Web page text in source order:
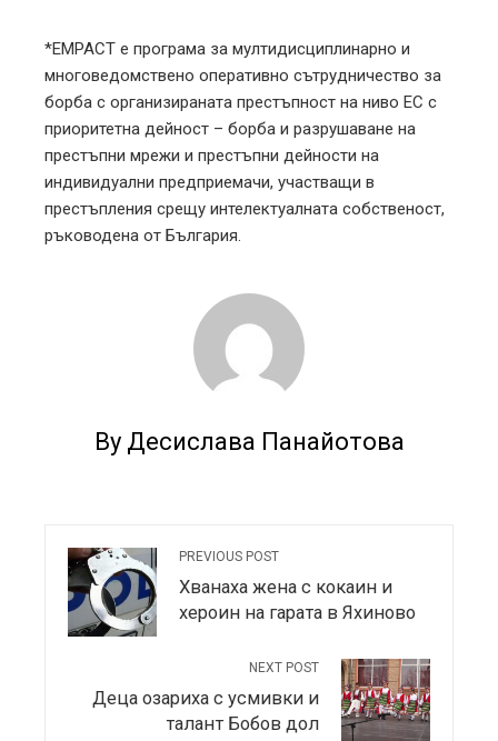
*ЕМРАСТ е програма за мултидисциплинарно и
многоведомствено оперативно сътрудничество за
борба с организираната престъпност на ниво ЕС с
приоритетна дейност – борба и разрушаване на
престъпни мрежи и престъпни дейности на
индивидуални предприемачи, участващи в
престъпления срещу интелектуалната собственост,
ръководена от България.
By Десислава Панайотова
PREVIOUS POST
Хванаха жена с кокаин и
хероин на гарата в Яхиново
NEXT POST
Деца озариха с усмивки и
талант Бобов дол